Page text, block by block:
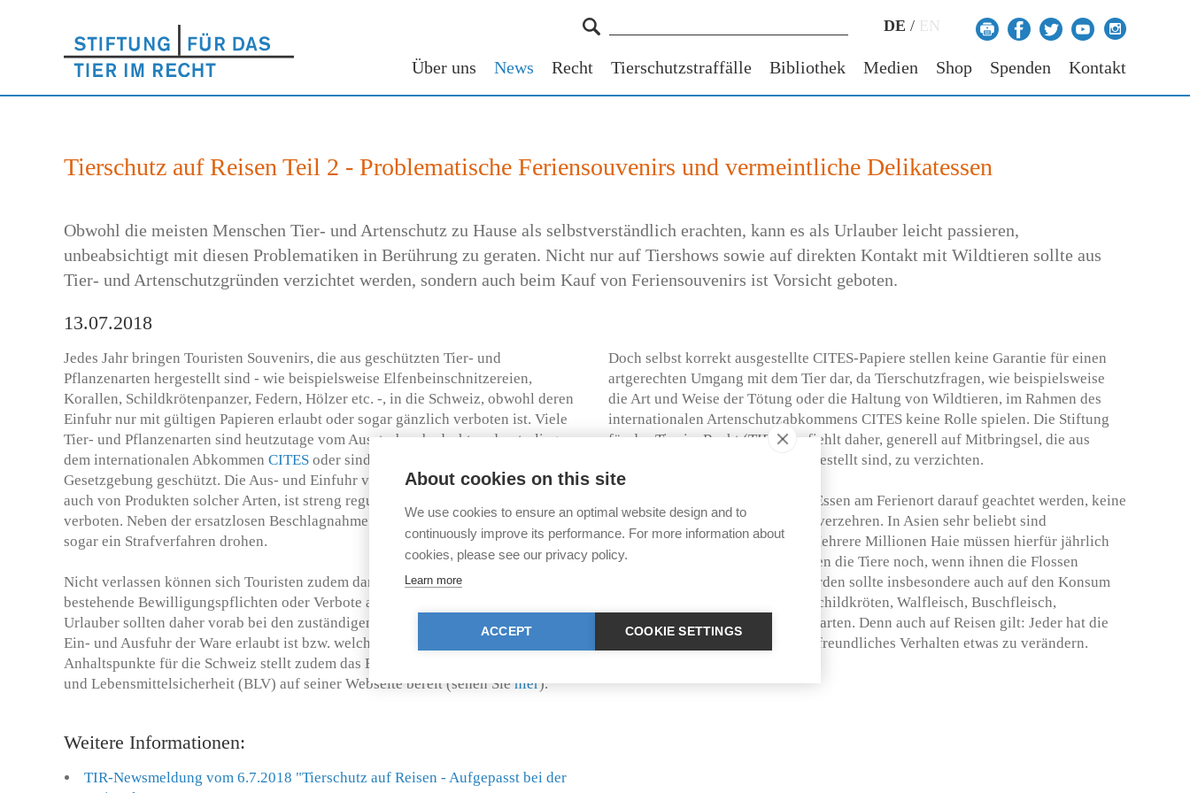
DE / EN
Über uns News Recht Tierschutzstraffälle Bibliothek Medien Shop Spenden Kontakt
Tierschutz auf Reisen Teil 2 - Problematische Feriensouvenirs und vermeintliche Delikatessen
Obwohl die meisten Menschen Tier- und Artenschutz zu Hause als selbstverständlich erachten, kann es als Urlauber leicht passieren,
unbeabsichtigt mit diesen Problematiken in Berührung zu geraten. Nicht nur auf Tiershows sowie auf direkten Kontakt mit Wildtieren sollte aus
Tier- und Artenschutzgründen verzichtet werden, sondern auch beim Kauf von Feriensouvenirs ist Vorsicht geboten.
13.07.2018
Jedes Jahr bringen Touristen Souvenirs, die aus geschützten Tier- und
Pflanzenarten hergestellt sind - wie beispielsweise Elfenbeinschnitzereien,
Korallen, Schildkrötenpanzer, Federn, Hölzer etc. -, in die Schweiz, obwohl deren
Einfuhr nur mit gültigen Papieren erlaubt oder sogar gänzlich verboten ist. Viele
Tier- und Pflanzenarten sind heutzutage vom Aussterben bedroht und unterliegen
dem internationalen Abkommen CITES oder sind durch die nationale
Gesetzgebung geschützt. Die Aus- und Einfuhr von lebenden Exemplaren, aber
auch von Produkten solcher Arten, ist streng reguliert und in einigen Fällen sogar
verboten. Neben der ersatzlosen Beschlagnahme am Zoll kann bei Verstössen
sogar ein Strafverfahren drohen.
Nicht verlassen können sich Touristen zudem darauf, dass sie von Händlern auf
bestehende Bewilligungspflichten oder Verbote aufmerksam gemacht werden.
Urlauber sollten daher vorab bei den zuständigen Behörden nachfragen, ob die
Ein- und Ausfuhr der Ware erlaubt ist bzw. welche Papiere erforderlich sind. Erste
Anhaltspunkte für die Schweiz stellt zudem das Bundesamt für Veterinärwesen
und Lebensmittelsicherheit (BLV) auf seiner Webseite bereit (sehen Siehier).
Doch selbst korrekt ausgestellte CITES-Papiere stellen keine Garantie für einen
artgerechten Umgang mit dem Tier dar, da Tierschutzfragen, wie beispielsweise
die Art und Weise der Tötung oder die Haltung von Wildtieren, im Rahmen des
internationalen Artenschutzabkommens CITES keine Rolle spielen. Die Stiftung
für das Tier im Recht (TIR) empfiehlt daher, generell auf Mitbringsel, die aus
Wildtier- und -pflanzenarten hergestellt sind, zu verzichten.
Darüber hinaus sollte auch beim Essen am Ferienort darauf geachtet werden, keine
tierquälerischen Spezialitäten zu verzehren. In Asien sehr beliebt sind
beispielsweise Haifischsuppen. Mehrere Millionen Haie müssen hierfür jährlich
ihr Leben lassen. Nicht selten leben die Tiere noch, wenn ihnen die Flossen
abgetrennt werden. Verzichtet werden sollte insbesondere auch auf den Konsum
von Froschschenkeln, Hummer, Schildkröten, Walfleisch, Buschfleisch,
Singvögeln und weiteren Wildtierarten. Denn auch auf Reisen gilt: Jeder hat die
Möglichkeit, durch ein tierschutzfreundliches Verhalten etwas zu verändern.
Weitere Informationen:
TIR-Newsmeldung vom 6.7.2018 "Tierschutz auf Reisen - Aufgepasst bei der
About cookies on this site
We use cookies to ensure an optimal website design and to
continuously improve its performance. For more information about
cookies, please see our privacy policy.
Learn more
ACCEPT COOKIE SETTINGS